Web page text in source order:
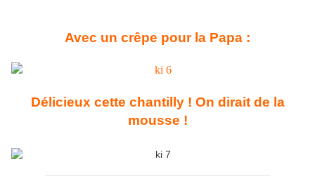
Avec un crêpe pour la Papa :
Délicieux cette chantilly ! On dirait de la
mousse !